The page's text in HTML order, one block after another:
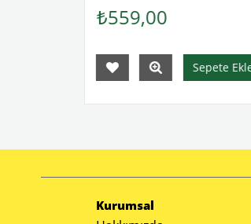
₺559,00
Sepete Ekle
Kurumsal